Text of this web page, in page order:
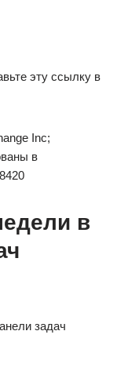
эту ссылку в
Inc;
в
в